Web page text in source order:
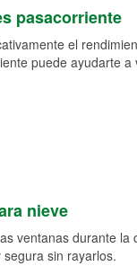
pasacorriente
el
puede ayudarte
nieve
ventanas durante
sin rayarlos.